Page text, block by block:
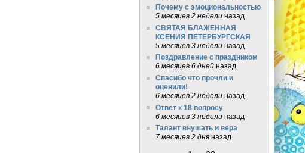
Почему с эмоциональностью
5 месяцев 2 неделиназад
СВЯТАЯ БЛАЖЕННАЯ
КСЕНИЯ ПЕТЕРБУРГСКАЯ
5 месяцев 3 неделиназад
Поздравление с праздником
6 месяцев 6 днейназад
Спасибо что прочли и
оценили!
6 месяцев 2 неделиназад
Ответ к 18 вопросу
6 месяцев 3 неделиназад
Талант внушать и вера
7 месяцев 2 дняназад